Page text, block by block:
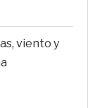
viento y